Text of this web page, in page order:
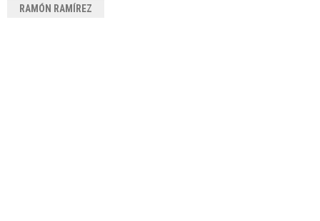
RAMÓN RAMÍREZ